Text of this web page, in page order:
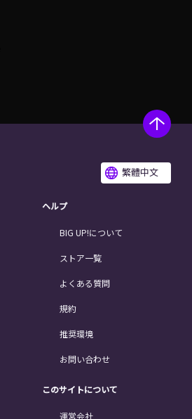
繁體中文
ヘルプ
BIG UP!について
ストア一覧
よくある質問
規約
推奨環境
お問い合わせ
このサイトについて
運営会社